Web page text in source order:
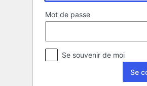
Mot de passe
Se souvenir de moi